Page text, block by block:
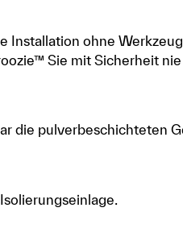
Installation ohne
Sie mit Sicherheit
die pulverbeschichteten